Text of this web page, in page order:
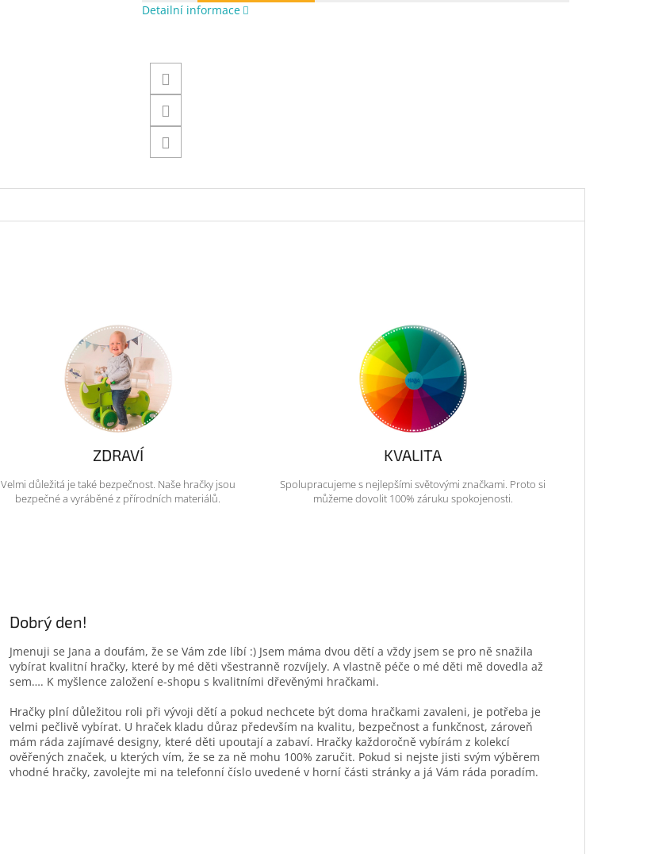
Detailní informace
ZDRAVÍ
Velmi důležitá je také bezpečnost. Naše hračky jsou
bezpečné a vyráběné z přírodních materiálů.
KVALITA
Spolupracujeme s nejlepšími světovými značkami. Proto si
můžeme dovolit 100% záruku spokojenosti.
Dobrý den!
Jmenuji se Jana a doufám, že se Vám zde líbí :) Jsem máma dvou dětí a vždy jsem se pro ně snažila
vybírat kvalitní hračky, které by mé děti všestranně rozvíjely. A vlastně péče o mé děti mě dovedla až
sem…. K myšlence založení e-shopu s kvalitními dřevěnými hračkami.
Hračky plní důležitou roli při vývoji dětí a pokud nechcete být doma hračkami zavaleni, je potřeba je
velmi pečlivě vybírat. U hraček kladu důraz především na kvalitu, bezpečnost a funkčnost, zároveň
mám ráda zajímavé designy, které děti upoutají a zabaví. Hračky každoročně vybírám z kolekcí
ověřených značek, u kterých vím, že se za ně mohu 100% zaručit. Pokud si nejste jisti svým výběrem
vhodné hračky, zavolejte mi na telefonní číslo uvedené v horní části stránky a já Vám ráda poradím.